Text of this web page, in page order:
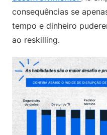
consequências se
tempo e dinheiro
ao reskilling.